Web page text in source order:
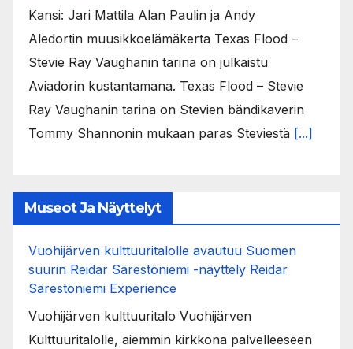
Kansi: Jari Mattila Alan Paulin ja Andy
Aledortin muusikkoelämäkerta Texas Flood –
Stevie Ray Vaughanin tarina on julkaistu
Aviadorin kustantamana. Texas Flood – Stevie
Ray Vaughanin tarina on Stevien bändikaverin
Tommy Shannonin mukaan paras Steviestä [...]
Museot Ja Näyttelyt
Vuohijärven kulttuuritalolle avautuu Suomen
suurin Reidar Särestöniemi -näyttely Reidar
Särestöniemi Experience
Vuohijärven kulttuuritalo Vuohijärven
Kulttuuritalolle, aiemmin kirkkona palvelleeseen